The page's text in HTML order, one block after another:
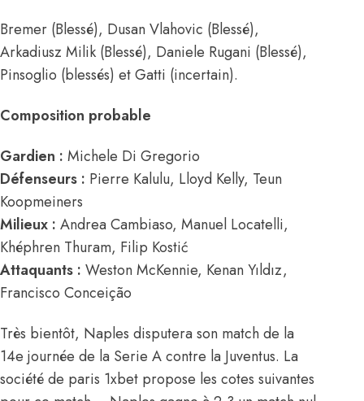
Bremer (Blessé), Dusan Vlahovic (Blessé),
Arkadiusz Milik (Blessé), Daniele Rugani (Blessé),
Pinsoglio (blessés) et Gatti (incertain).
Composition probable
Gardien : Michele Di Gregorio
Défenseurs : Pierre Kalulu, Lloyd Kelly, Teun
Koopmeiners
Milieux : Andrea Cambiaso, Manuel Locatelli,
Khéphren Thuram, Filip Kostić
Attaquants : Weston McKennie, Kenan Yıldız,
Francisco Conceição
Très bientôt, Naples disputera son match de la
14e journée de la Serie A contre la Juventus. La
société de paris 1xbet propose les cotes suivantes